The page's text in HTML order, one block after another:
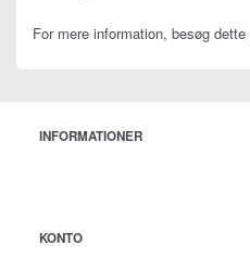
For mere information, besøg dette
INFORMATIONER
KONTO